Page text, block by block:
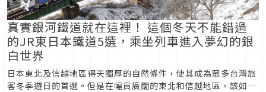
真實銀河鐵道就在這裡！ 這個冬天不能錯過
的JR東日本鐵道5選，乘坐列車進入夢幻的銀
白世界
日本東北及信越地區得天獨厚的自然條件，使其成為眾多台灣旅
客冬季遊日的首選。但是在幅員廣闊的東北和信越地區，該如何